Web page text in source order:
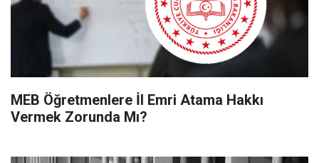
MEB Öğretmenlere İl Emri Atama Hakkı
Vermek Zorunda Mı?